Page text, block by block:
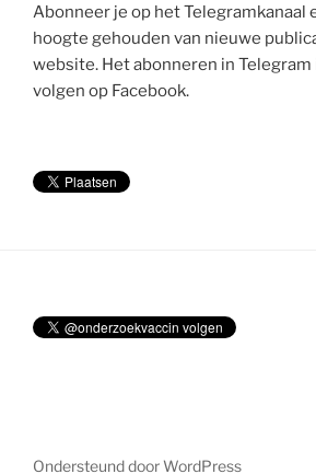
Abonneer je op het Telegramkanaal
hoogte gehouden van nieuwe
website. Het abonneren in
volgen op Facebook.
Ondersteund door WordPress